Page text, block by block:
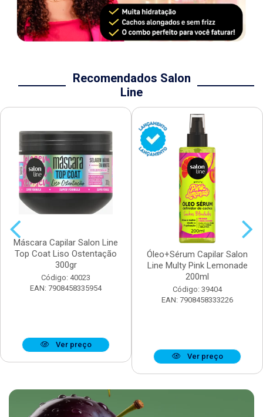
Recomendados Salon
Line
Máscara Capilar Salon Line
Top Coat Liso Ostentação
300gr
Código: 40023
EAN: 7908458335954
Ver preço
Óleo+Sérum Capilar Salon
Line Multy Pink Lemonade
200ml
Código: 39404
EAN: 7908458333226
Ver preço